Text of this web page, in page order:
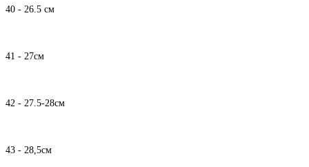
40 - 26.5 см
41 - 27см
42 - 27.5-28см
43 - 28,5см